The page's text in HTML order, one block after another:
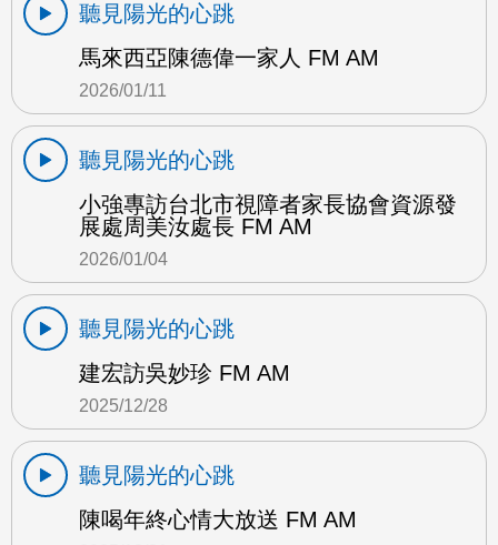
聽見陽光的心跳
馬來西亞陳德偉一家人 FM AM
2026/01/11
聽見陽光的心跳
小強專訪台北市視障者家長協會資源發
展處周美汝處長 FM AM
2026/01/04
聽見陽光的心跳
建宏訪吳妙珍 FM AM
2025/12/28
聽見陽光的心跳
陳喝年終心情大放送 FM AM